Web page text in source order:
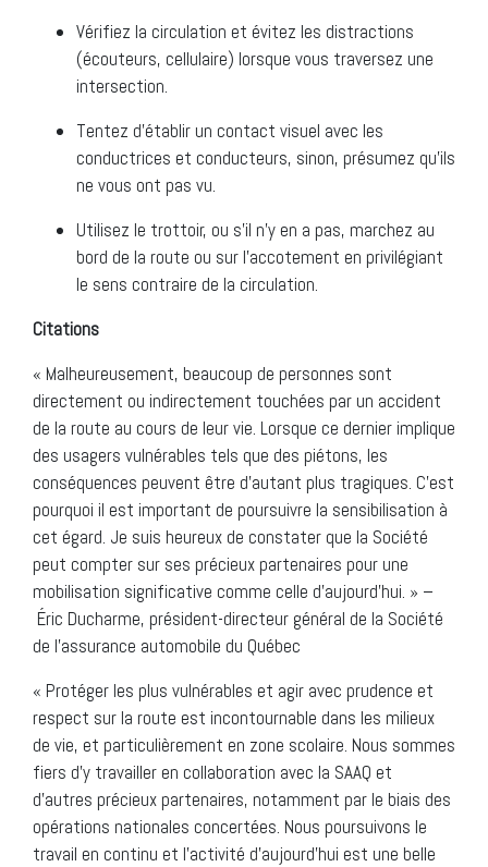
Vérifiez la circulation et évitez les distractions
(écouteurs, cellulaire) lorsque vous traversez une
intersection.
Tentez d’établir un contact visuel avec les
conductrices et conducteurs, sinon, présumez qu’ils
ne vous ont pas vu.
Utilisez le trottoir, ou s’il n’y en a pas, marchez au
bord de la route ou sur l’accotement en privilégiant
le sens contraire de la circulation.
Citations
« Malheureusement, beaucoup de personnes sont
directement ou indirectement touchées par un accident
de la route au cours de leur vie. Lorsque ce dernier implique
des usagers vulnérables tels que des piétons, les
conséquences peuvent être d’autant plus tragiques. C’est
pourquoi il est important de poursuivre la sensibilisation à
cet égard. Je suis heureux de constater que la Société
peut compter sur ses précieux partenaires pour une
mobilisation significative comme celle d’aujourd’hui. » –
Éric Ducharme, président-directeur général de la Société
de l’assurance automobile du Québec
« Protéger les plus vulnérables et agir avec prudence et
respect sur la route est incontournable dans les milieux
de vie, et particulièrement en zone scolaire. Nous sommes
fiers d’y travailler en collaboration avec la SAAQ et
d’autres précieux partenaires, notamment par le biais des
opérations nationales concertées. Nous poursuivons le
travail en continu et l’activité d’aujourd’hui est une belle